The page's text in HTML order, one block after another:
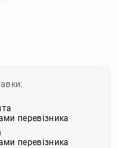
перевізника
перевізника